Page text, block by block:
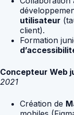
utilisateur
client).
Formation
Concepteur Web
2021
Création de